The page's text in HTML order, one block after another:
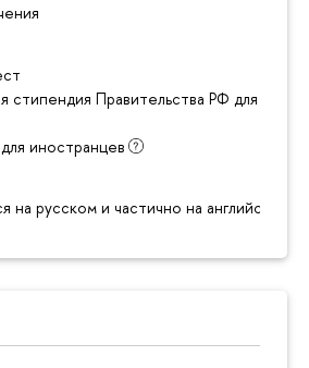
стипендия Правительства РФ для
иностранцев
на русском и частично на английском